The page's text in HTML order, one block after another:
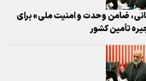
ضامن وحدت و امنیت ملی» برای
تأمین کشور